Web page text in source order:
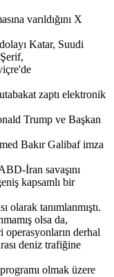
varıldığını X
Katar, Suudi
zaptı elektronik
Trump ve Başkan
Bakır Galibaf imza
İran savaşını
kapsamlı bir
olarak tanımlanmıştı.
olsa da,
operasyonların derhal
deniz trafiğine
olmak üzere